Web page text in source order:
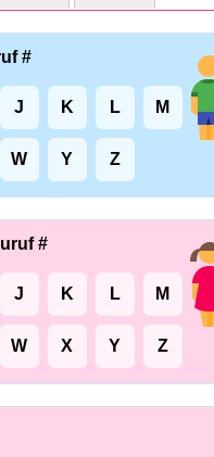
#
J K L M
W Y Z
#
J K L M
W X Y Z